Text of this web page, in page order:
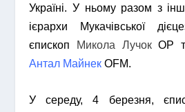
Україні. У ньому разом з
ієрархи Мукачівської
єпископ
Микола ЛучокОР
Антал Майнек OFM.
У середу, 4 березня,